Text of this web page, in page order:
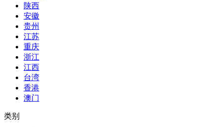
陕西
安徽
贵州
江苏
重庆
浙江
江西
台湾
香港
澳门
类别